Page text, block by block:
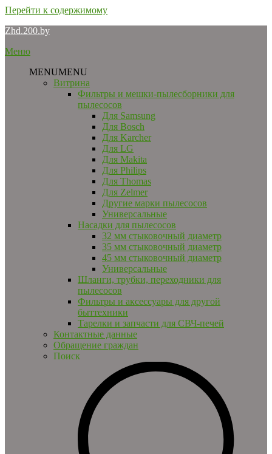
Перейти к содержимому
Zhd.200.by
Меню
MENUMENU
Витрина
Фильтры и мешки-пылесборники для
пылесосов
Для Samsung
Для Bosch
Для Karcher
Для LG
Для Makita
Для Philips
Для Thomas
Для Zelmer
Другие марки пылесосов
Универсальные
Насадки для пылесосов
32 мм стыковочный диаметр
35 мм стыковочный диаметр
45 мм стыковочный диаметр
Универсальные
Шланги, трубки, переходники для
пылесосов
Фильтры и аксессуары для другой
быттехники
Тарелки и запчасти для СВЧ-печей
Контактные данные
Обращение граждан
Поиск